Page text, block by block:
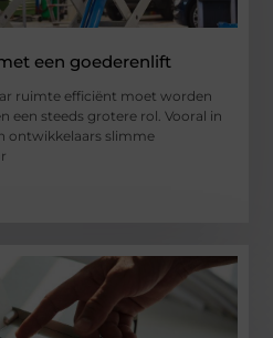
een goederenlift
ruimte efficiënt moet worden
een steeds grotere rol. Vooral in
ontwikkelaars slimme